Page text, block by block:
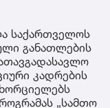
საქართველოს
განათლების
კადრების
„სამთო